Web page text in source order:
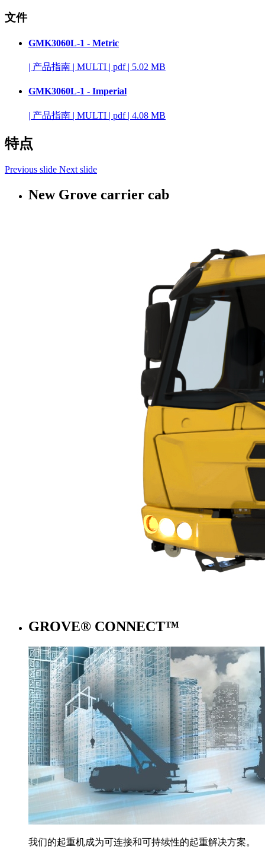
文件
GMK3060L-1 - Metric
| 产品指南 | MULTI | pdf | 5.02 MB
GMK3060L-1 - Imperial
| 产品指南 | MULTI | pdf | 4.08 MB
特点
Previous slide Next slide
New Grove carrier cab
GROVE® CONNECT™
我们的起重机成为可连接和可持续性的起重解决方案。